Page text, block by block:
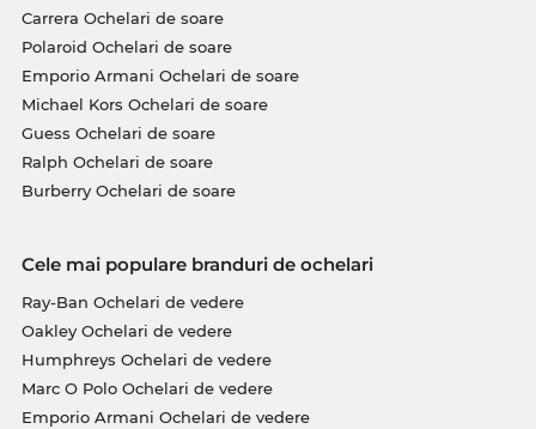
Carrera Ochelari de soare
Polaroid Ochelari de soare
Emporio Armani Ochelari de soare
Michael Kors Ochelari de soare
Guess Ochelari de soare
Ralph Ochelari de soare
Burberry Ochelari de soare
Cele mai populare branduri de ochelari
Ray-Ban Ochelari de vedere
Oakley Ochelari de vedere
Humphreys Ochelari de vedere
Marc O Polo Ochelari de vedere
Emporio Armani Ochelari de vedere